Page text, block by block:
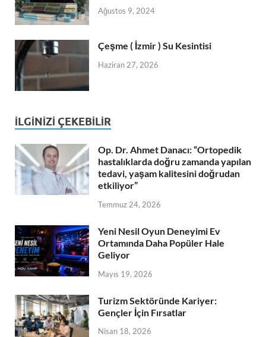
Ağustos 9, 2024
Çeşme ( İzmir ) Su Kesintisi
Haziran 27, 2026
İLGINIZI ÇEKEBILIR
Op. Dr. Ahmet Danacı: “Ortopedik
hastalıklarda doğru zamanda yapılan
tedavi, yaşam kalitesini doğrudan
etkiliyor”
Temmuz 24, 2026
Yeni Nesil Oyun Deneyimi Ev
Ortamında Daha Popüler Hale
Geliyor
Mayıs 19, 2026
Turizm Sektöründe Kariyer:
Gençler İçin Fırsatlar
Nisan 18, 2026